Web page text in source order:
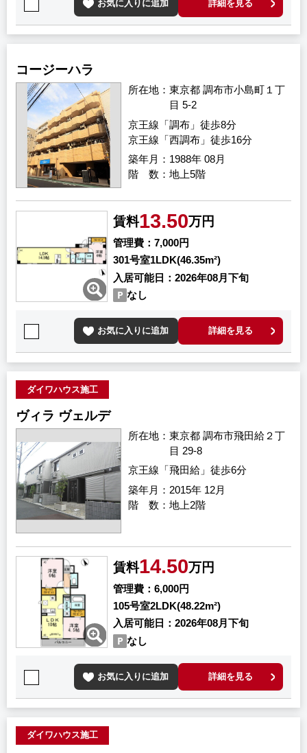
お気に入りに追加 詳細を見る
コージーハラ
所在地
東京都 調布市小島町１丁
目 5-2
築年月 1988年 08月
京王線「調布」徒歩8分
京王線「西調布」徒歩16分
階 数 地上5階
賃料13.50万円
管理費
7,000円
301号室1LDK(46.35m²)
入居可能日
2026年08月下旬
なし
お気に入りに追加 詳細を見る
ダイワハウス施工
ヴィラ ヴェルデ
所在地
東京都 調布市飛田給２丁
目 29-8
築年月 2015年 12月
京王線「飛田給」徒歩6分
階 数 地上2階
賃料14.50万円
管理費
6,000円
105号室2LDK(48.22m²)
入居可能日
2026年08月下旬
なし
お気に入りに追加 詳細を見る
ダイワハウス施工